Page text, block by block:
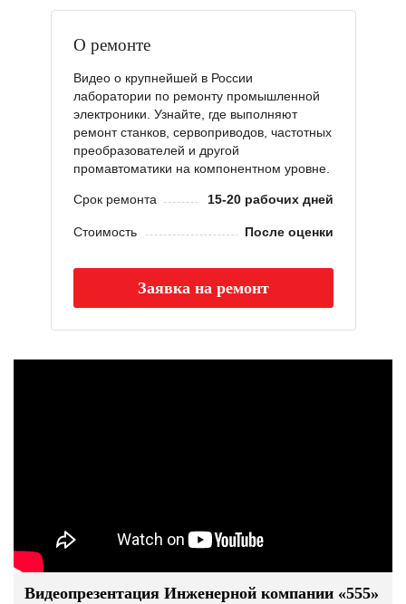
О ремонте
Видео о крупнейшей в России
лаборатории по ремонту промышленной
электроники. Узнайте, где выполняют
ремонт станков, сервоприводов, частотных
преобразователей и другой
промавтоматики на компонентном уровне.
Срок ремонта 15-20 рабочих дней
Стоимость После оценки
Заявка на ремонт
Видеопрезентация Инженерной компании «555»